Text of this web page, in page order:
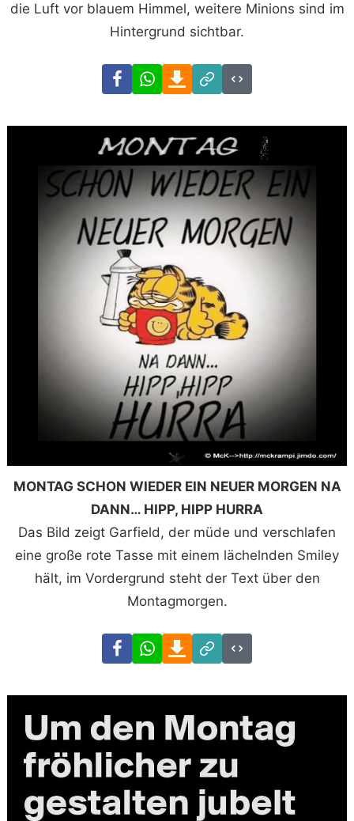
die Luft vor blauem Himmel, weitere Minions sind im
Hintergrund sichtbar.
FacebookWhatsAppDownload
Link
Code
MONTAG SCHON WIEDER EIN NEUER MORGEN NA
DANN… HIPP, HIPP HURRA
Das Bild zeigt Garfield, der müde und verschlafen
eine große rote Tasse mit einem lächelnden Smiley
hält, im Vordergrund steht der Text über den
Montagmorgen.
FacebookWhatsAppDownload
Link
Code